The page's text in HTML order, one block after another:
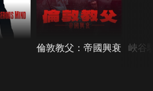
倫敦教父：帝國興衰 峽谷